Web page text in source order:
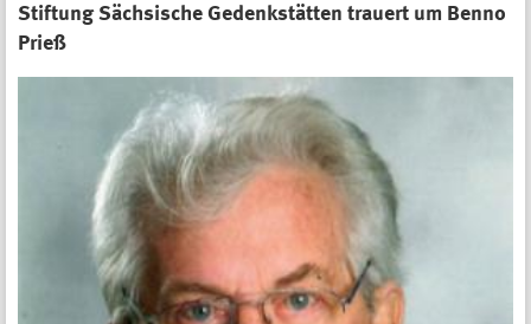
Stiftung Sächsische Gedenkstätten trauert um Benno
Prieß